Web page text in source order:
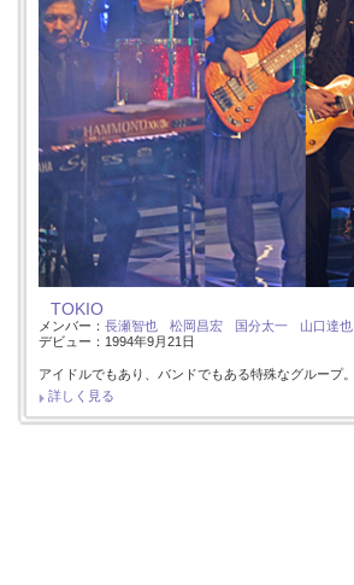
TOKIO
メンバー： 長瀬智也 松岡昌宏 国分太一 山口達也
デビュー：1994年9月21日
アイドルでもあり、バンドでもある特殊なグループ。
詳しく見る